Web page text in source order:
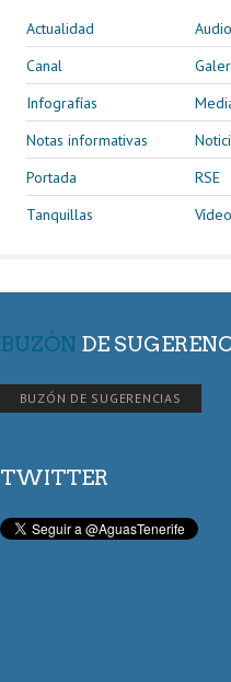
Actualidad
Canal
Infografías
Notas informativas
Portada
RSE
Tanquillas
BUZÓN DE
BUZÓN DE SUGERENCIAS
TWITTER